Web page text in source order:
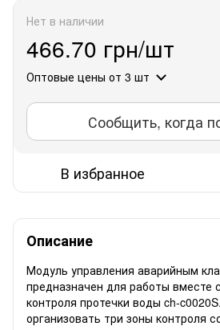
Нет в наличии
466.70 грн/шт
Оптовые цены от 3 шт
Сообщить, когда
В избранное
Описание
Модуль управления аварийным
предназначен для работы вместе
контроля протечки воды ch-
организовать три зоны контроля